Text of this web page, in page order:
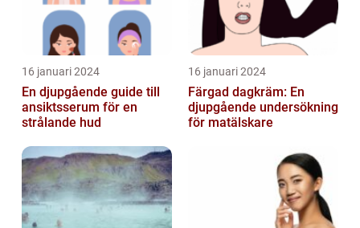
16 januari 2024
En djupgående guide till
ansiktsserum för en
strålande hud
16 januari 2024
Färgad dagkräm: En
djupgående undersökning
för matälskare